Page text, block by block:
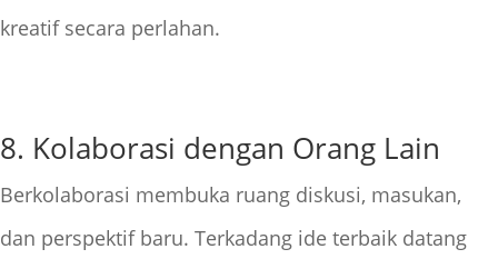
kreatif secara perlahan.
8. Kolaborasi dengan Orang Lain
Berkolaborasi membuka ruang diskusi, masukan,
dan perspektif baru. Terkadang ide terbaik datang